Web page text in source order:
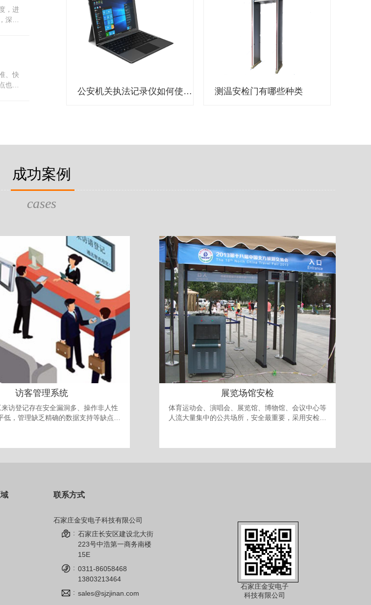
下载
要从
执法
存储
设置
仪编
，进
深入
它忠
队员
多台
上
着群
减少
、快
也能
查看
警公
质量
公安机关执法记录仪如何使用？ 测温安检门有哪些种类
成功案例
cases
访客管理系统
访登记存在安全漏洞多、操作非人性
低，管理缺乏精确的数据支持等缺点。
位进行作案。发案后追查却有可能发现
统，技术先进、操作简单、性能可靠，
、院校安全保卫管理的得力助手。
展览场馆安检
体育运动会、演唱会、展览馆、博物馆、会议中心等
人流大量集中的公共场所，安全最重要，采用安检门
时还需要考虑最多人流量的问题，以免人员过多发生
联系方式
石家庄金安电子科技有限公司
: 石家庄长安区建设北大街
223号中浩第一商务南楼
15E
: 0311-86058468
13803213464
: sales@sjzjinan.com
石家庄金安电子
科技有限公司